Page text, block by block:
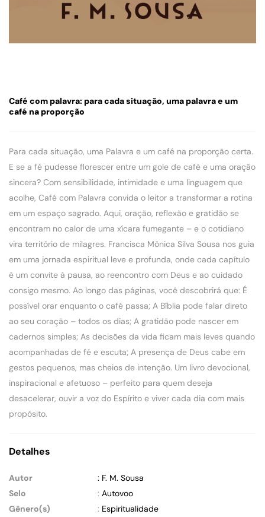
Café com palavra: para cada situação, uma palavra e um
café na proporção
Para cada situação, uma Palavra e um café na proporção certa.
E se a fé pudesse florescer entre um gole de café e uma oração
sincera? Com sensibilidade, intimidade e uma linguagem que
acolhe, Café com Palavra convida o leitor a transformar a rotina
em um espaço sagrado. Aqui, oração, reflexão e gratidão se
encontram no calor de uma xícara fumegante – e o cotidiano
vira território de milagres. Francisca Mônica Silva Sousa nos guia
em uma jornada espiritual leve e profunda, onde cada capítulo
é um convite à pausa, ao reencontro com Deus e ao cuidado
consigo mesmo. Ao longo das páginas, você descobrirá que: É
possível orar enquanto o café passa; A Bíblia pode falar direto
ao seu coração – todos os dias; A gratidão pode nascer em
cadernos simples; As decisões da vida ficam mais leves quando
acompanhadas de fé e escuta; A presença de Deus cabe em
gestos pequenos, mas cheios de intenção. Um livro devocional,
inspiracional e afetuoso – perfeito para quem deseja
desacelerar, ouvir a voz do Espírito e viver cada dia com mais
propósito.
Detalhes
Autor
: F. M. Sousa
Selo
: Autovoo
Gênero(s)
: Espiritualidade